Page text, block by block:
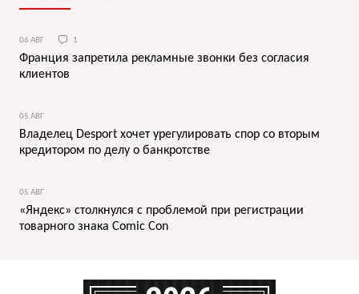
06 АВГ 1
Франция запретила рекламные звонки без согласия
клиентов
05 АВГ
Владелец Desport хочет урегулировать спор со вторым
кредитором по делу о банкротстве
05 АВГ
«Яндекс» столкнулся с проблемой при регистрации
товарного знака Comic Con